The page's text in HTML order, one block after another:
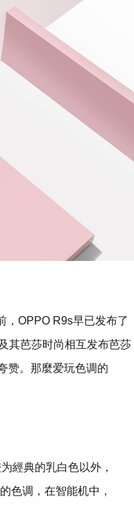
，OPPO R9s早已发布了
其芭莎时尚相互发布芭莎
赞。那麼爱玩色调的
經典的乳白色以外，
色调，在智能机中，